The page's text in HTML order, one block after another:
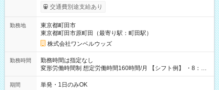
いOK！（規定あり） ┗働いたその日に現金GET♪ お仕事後はコ
ンビニATMから 日払い分を引き落とせます！ 【試用期間】試
交通費別途支給あり
勤務地
東京都町田市
東京都町田市原町田（最寄り駅：町田駅）
株式会社ワンベルウッズ
勤務時間
勤務時間は指定なし
変形労働時間制 想定労働時間160時間/月 【シフト例】 ・8：00
～21：00
期間 単発・1日のみOK